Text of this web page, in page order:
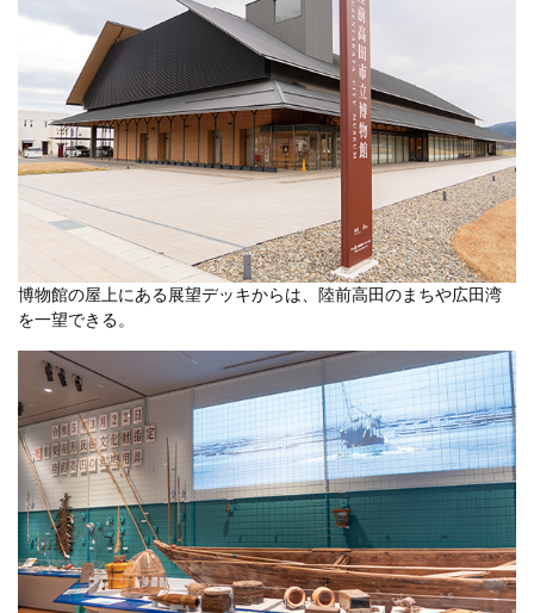
博物館の屋上にある展望デッキからは、陸前高田のまちや広田湾
を一望できる。